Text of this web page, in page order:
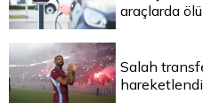
araçlarda
Salah